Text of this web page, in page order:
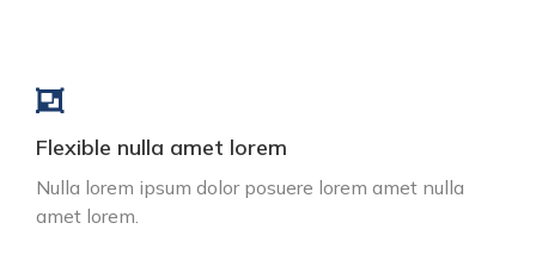
Flexible nulla amet lorem
Nulla lorem ipsum dolor posuere lorem amet nulla
amet lorem.